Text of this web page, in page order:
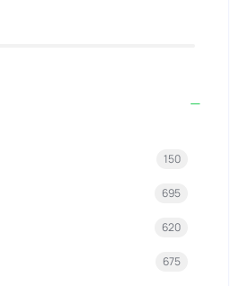
150
695
620
675